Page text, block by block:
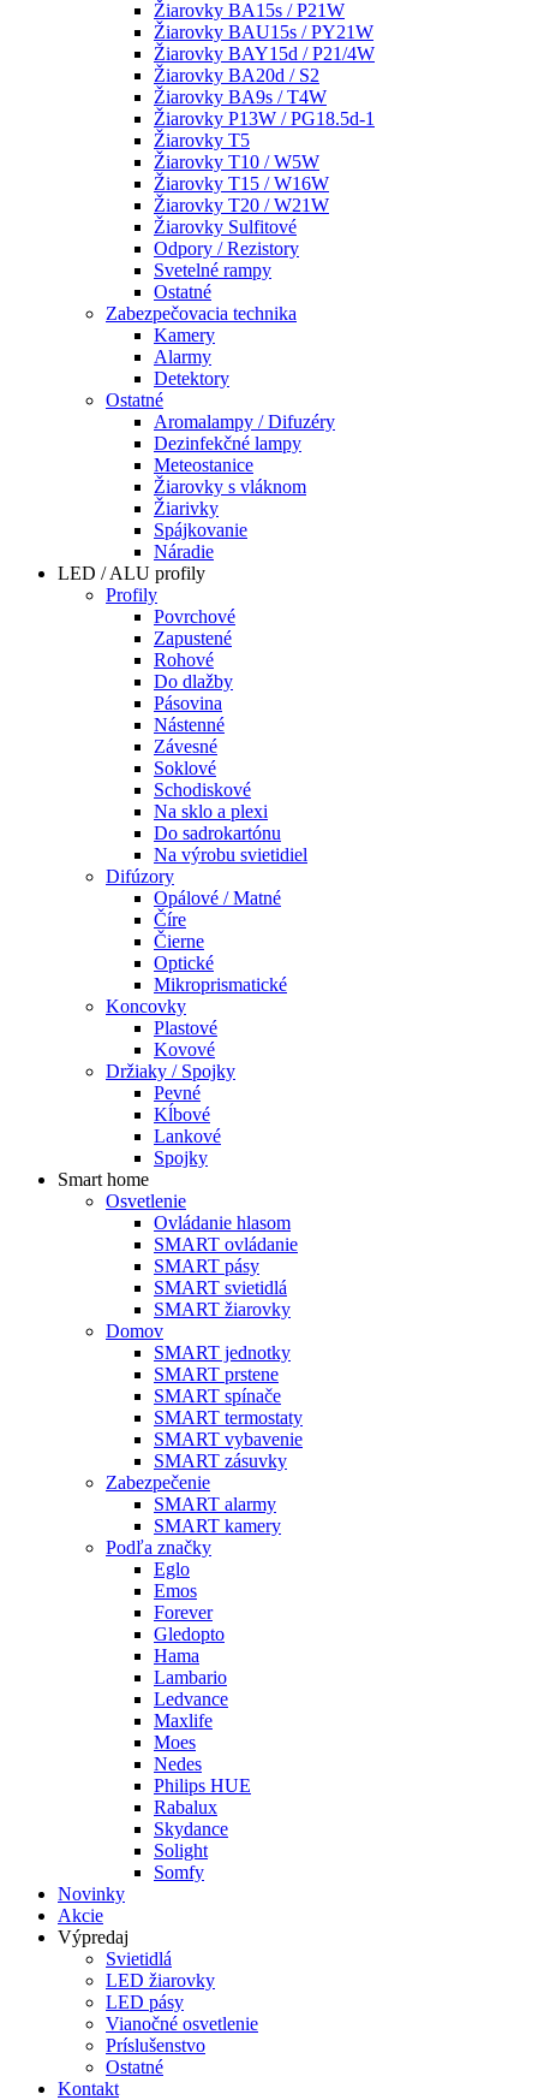
Žiarovky BA15s / P21W
Žiarovky BAU15s / PY21W
Žiarovky BAY15d / P21/4W
Žiarovky BA20d / S2
Žiarovky BA9s / T4W
Žiarovky P13W / PG18.5d-1
Žiarovky T5
Žiarovky T10 / W5W
Žiarovky T15 / W16W
Žiarovky T20 / W21W
Žiarovky Sulfitové
Odpory / Rezistory
Svetelné rampy
Ostatné
Zabezpečovacia technika
Kamery
Alarmy
Detektory
Ostatné
Aromalampy / Difuzéry
Dezinfekčné lampy
Meteostanice
Žiarovky s vláknom
Žiarivky
Spájkovanie
Náradie
LED / ALU profily
Profily
Povrchové
Zapustené
Rohové
Do dlažby
Pásovina
Nástenné
Závesné
Soklové
Schodiskové
Na sklo a plexi
Do sadrokartónu
Na výrobu svietidiel
Difúzory
Opálové / Matné
Číre
Čierne
Optické
Mikroprismatické
Koncovky
Plastové
Kovové
Držiaky / Spojky
Pevné
Kĺbové
Lankové
Spojky
Smart home
Osvetlenie
Ovládanie hlasom
SMART ovládanie
SMART pásy
SMART svietidlá
SMART žiarovky
Domov
SMART jednotky
SMART prstene
SMART spínače
SMART termostaty
SMART vybavenie
SMART zásuvky
Zabezpečenie
SMART alarmy
SMART kamery
Podľa značky
Eglo
Emos
Forever
Gledopto
Hama
Lambario
Ledvance
Maxlife
Moes
Nedes
Philips HUE
Rabalux
Skydance
Solight
Somfy
Novinky
Akcie
Výpredaj
Svietidlá
LED žiarovky
LED pásy
Vianočné osvetlenie
Príslušenstvo
Ostatné
Kontakt